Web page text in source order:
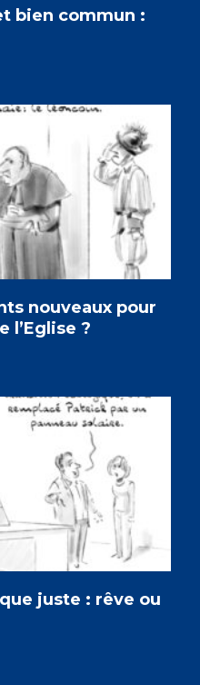
bien commun :
nouveaux pour
l’Eglise ?
juste : rêve ou